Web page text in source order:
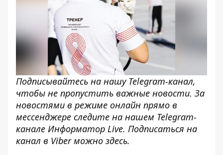
Подписывайтесь на нашу Telegram-канал,
чтобы не пропустить важные новости. За
новостями в режиме онлайн прямо в
мессенджере следите на нашем Telegram-
канале Информатор Live. Подписаться на
канал в Viber можно здесь.